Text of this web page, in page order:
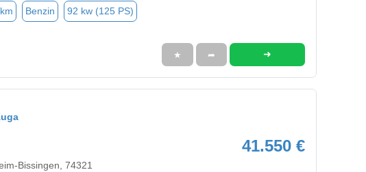
Benzin 92 kw (125 PS)
★ ➦ ➜
41.550 €
Bissingen, 74321